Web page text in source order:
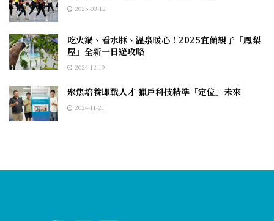
2025-03-12
吃火鍋、看水豚、溫泉暖心！2025宜蘭親子「鳳梨
屋」全新一日遊攻略
2024-12-19
聚焦培養即戰人才 獵戶科技精準「定位」未來
2024-11-21